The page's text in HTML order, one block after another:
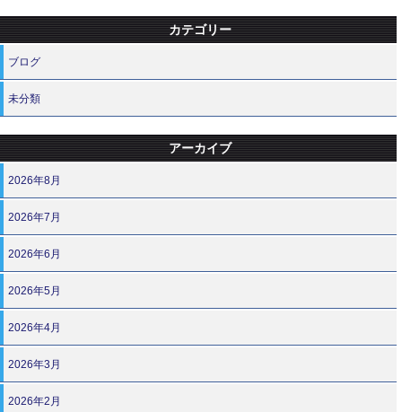
カテゴリー
ブログ
未分類
アーカイブ
2026年8月
2026年7月
2026年6月
2026年5月
2026年4月
2026年3月
2026年2月